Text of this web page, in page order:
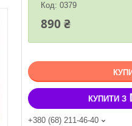
Код: 0379
890 ₴
КУПИТИ З
+380 (68) 211-46-40